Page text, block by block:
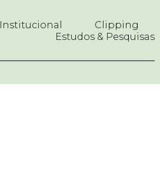
Institucional
Clipping
Estudos & Pesquisas